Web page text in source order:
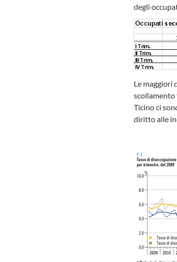
degli
Le maggiori
scollamento
Ticino ci
diritto alle